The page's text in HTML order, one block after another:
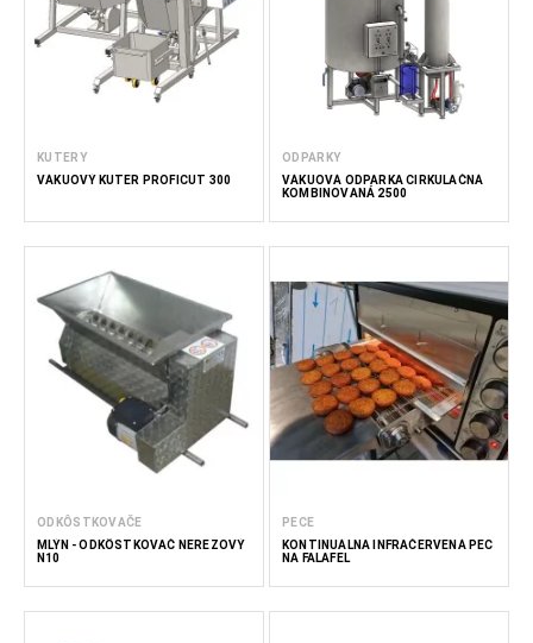
KUTERY
VÁKUOVÝ KUTER PROFICUT 300
ODPARKY
VÁKUOVÁ ODPARKA CIRKULAČNÁ
KOMBINOVANÁ 2500
ODKÔSTKOVAČE
MLÝN - ODKÔSTKOVAČ NEREZOVÝ
N10
PECE
KONTINUÁLNA INFRAČERVENÁ PEC
NA FALAFEL